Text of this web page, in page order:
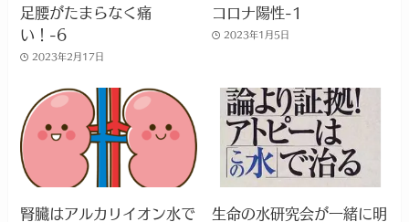
足腰がたまらなく痛
い！-6
2023年2月17日
コロナ陽性-1
2023年1月5日
腎臓はアルカリイオン水で 生命の水研究会が一緒に明